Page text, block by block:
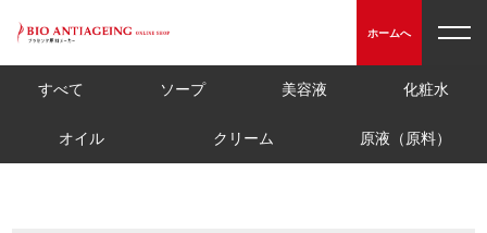
ホームへ
すべて ソープ 美容液 化粧水
オイル クリーム 原液（原料）